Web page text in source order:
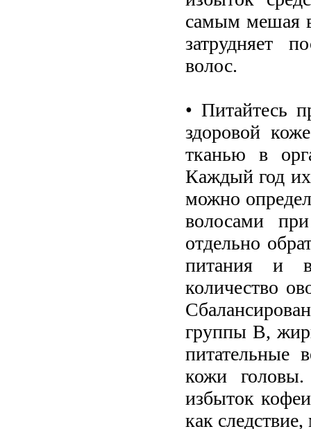
самым мешая
затрудняет
волос.
• Питайтесь
здоровой
тканью в
Каждый год
можно
волосами
отдельно
питания и
количество
группы B,
питательные
кожи
избыток
как